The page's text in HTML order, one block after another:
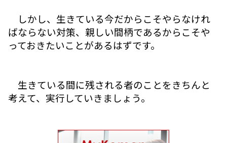
しかし、生きている今だからこそやらなけれ
ばならない対策、親しい間柄であるからこそや
っておきたいことがあるはずです。
生きている間に残される者のことをきちんと
考えて、実行していきましょう。